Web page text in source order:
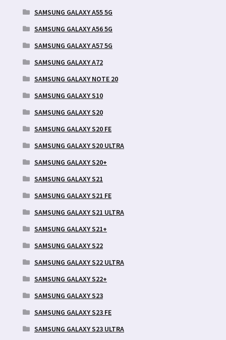
SAMSUNG GALAXY A55 5G
SAMSUNG GALAXY A56 5G
SAMSUNG GALAXY A57 5G
SAMSUNG GALAXY A72
SAMSUNG GALAXY NOTE 20
SAMSUNG GALAXY S10
SAMSUNG GALAXY S20
SAMSUNG GALAXY S20 FE
SAMSUNG GALAXY S20 ULTRA
SAMSUNG GALAXY S20+
SAMSUNG GALAXY S21
SAMSUNG GALAXY S21 FE
SAMSUNG GALAXY S21 ULTRA
SAMSUNG GALAXY S21+
SAMSUNG GALAXY S22
SAMSUNG GALAXY S22 ULTRA
SAMSUNG GALAXY S22+
SAMSUNG GALAXY S23
SAMSUNG GALAXY S23 FE
SAMSUNG GALAXY S23 ULTRA